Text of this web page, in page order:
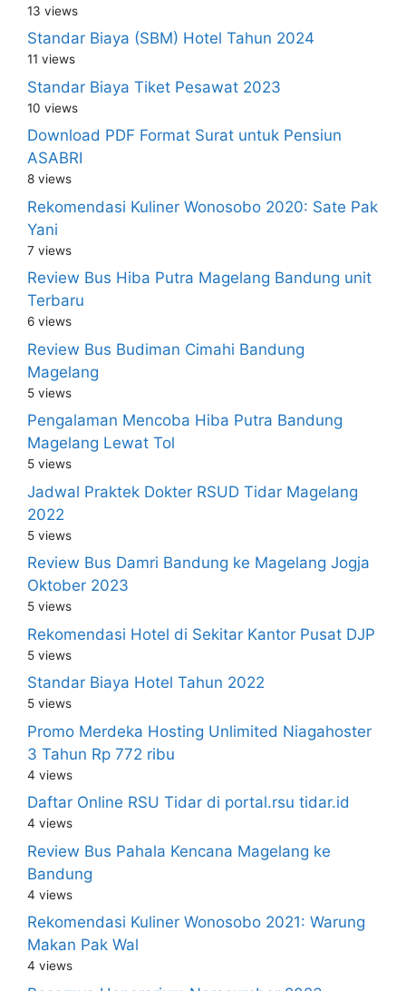
13 views
Standar Biaya (SBM) Hotel Tahun 2024
11 views
Standar Biaya Tiket Pesawat 2023
10 views
Download PDF Format Surat untuk Pensiun
ASABRI
8 views
Rekomendasi Kuliner Wonosobo 2020: Sate Pak
Yani
7 views
Review Bus Hiba Putra Magelang Bandung unit
Terbaru
6 views
Review Bus Budiman Cimahi Bandung
Magelang
5 views
Pengalaman Mencoba Hiba Putra Bandung
Magelang Lewat Tol
5 views
Jadwal Praktek Dokter RSUD Tidar Magelang
2022
5 views
Review Bus Damri Bandung ke Magelang Jogja
Oktober 2023
5 views
Rekomendasi Hotel di Sekitar Kantor Pusat DJP
5 views
Standar Biaya Hotel Tahun 2022
5 views
Promo Merdeka Hosting Unlimited Niagahoster
3 Tahun Rp 772 ribu
4 views
Daftar Online RSU Tidar di portal.rsu tidar.id
4 views
Review Bus Pahala Kencana Magelang ke
Bandung
4 views
Rekomendasi Kuliner Wonosobo 2021: Warung
Makan Pak Wal
4 views